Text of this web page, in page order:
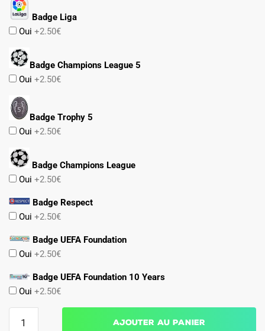
Badge Liga
Oui +2.50€
Badge Champions League 5
Oui +2.50€
Badge Trophy 5
Oui +2.50€
Badge Champions League
Oui +2.50€
Badge Respect
Oui +2.50€
Badge UEFA Foundation
Oui +2.50€
Badge UEFA Foundation 10 Years
Oui +2.50€
Ajouter au panier